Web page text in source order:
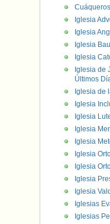
Cuáqueros
Iglesia
Iglesia
Iglesia
Iglesia
Iglesia de
Últimos
Iglesia de
Iglesia
Iglesia
Iglesia
Iglesia
Iglesia
Iglesia
Iglesia
Iglesia
Iglesias
Iglesias